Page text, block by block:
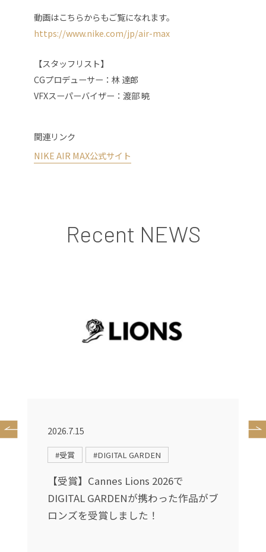
動画はこちらからもご覧になれます。
https://www.nike.com/jp/air-max
【スタッフリスト】
CGプロデューサー：林 達郎
VFXスーパーバイザー：渡部 暁
関連リンク
NIKE AIR MAX公式サイト
Recent NEWS
2026.7.15
#受賞 #DIGITAL GARDEN
【受賞】Cannes Lions 2026で
DIGITAL GARDENが携わった作品がブ
ロンズを受賞しました！